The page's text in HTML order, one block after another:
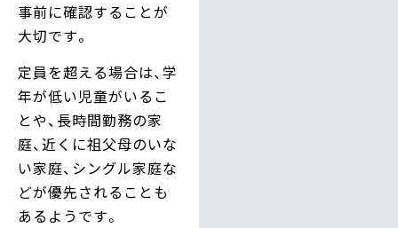
事前に確認することが
大切です。
定員を超える場合は、学
年が低い児童がいるこ
とや、長時間勤務の家
庭、近くに祖父母のいな
い家庭、シングル家庭な
どが優先されることも
あるようです。